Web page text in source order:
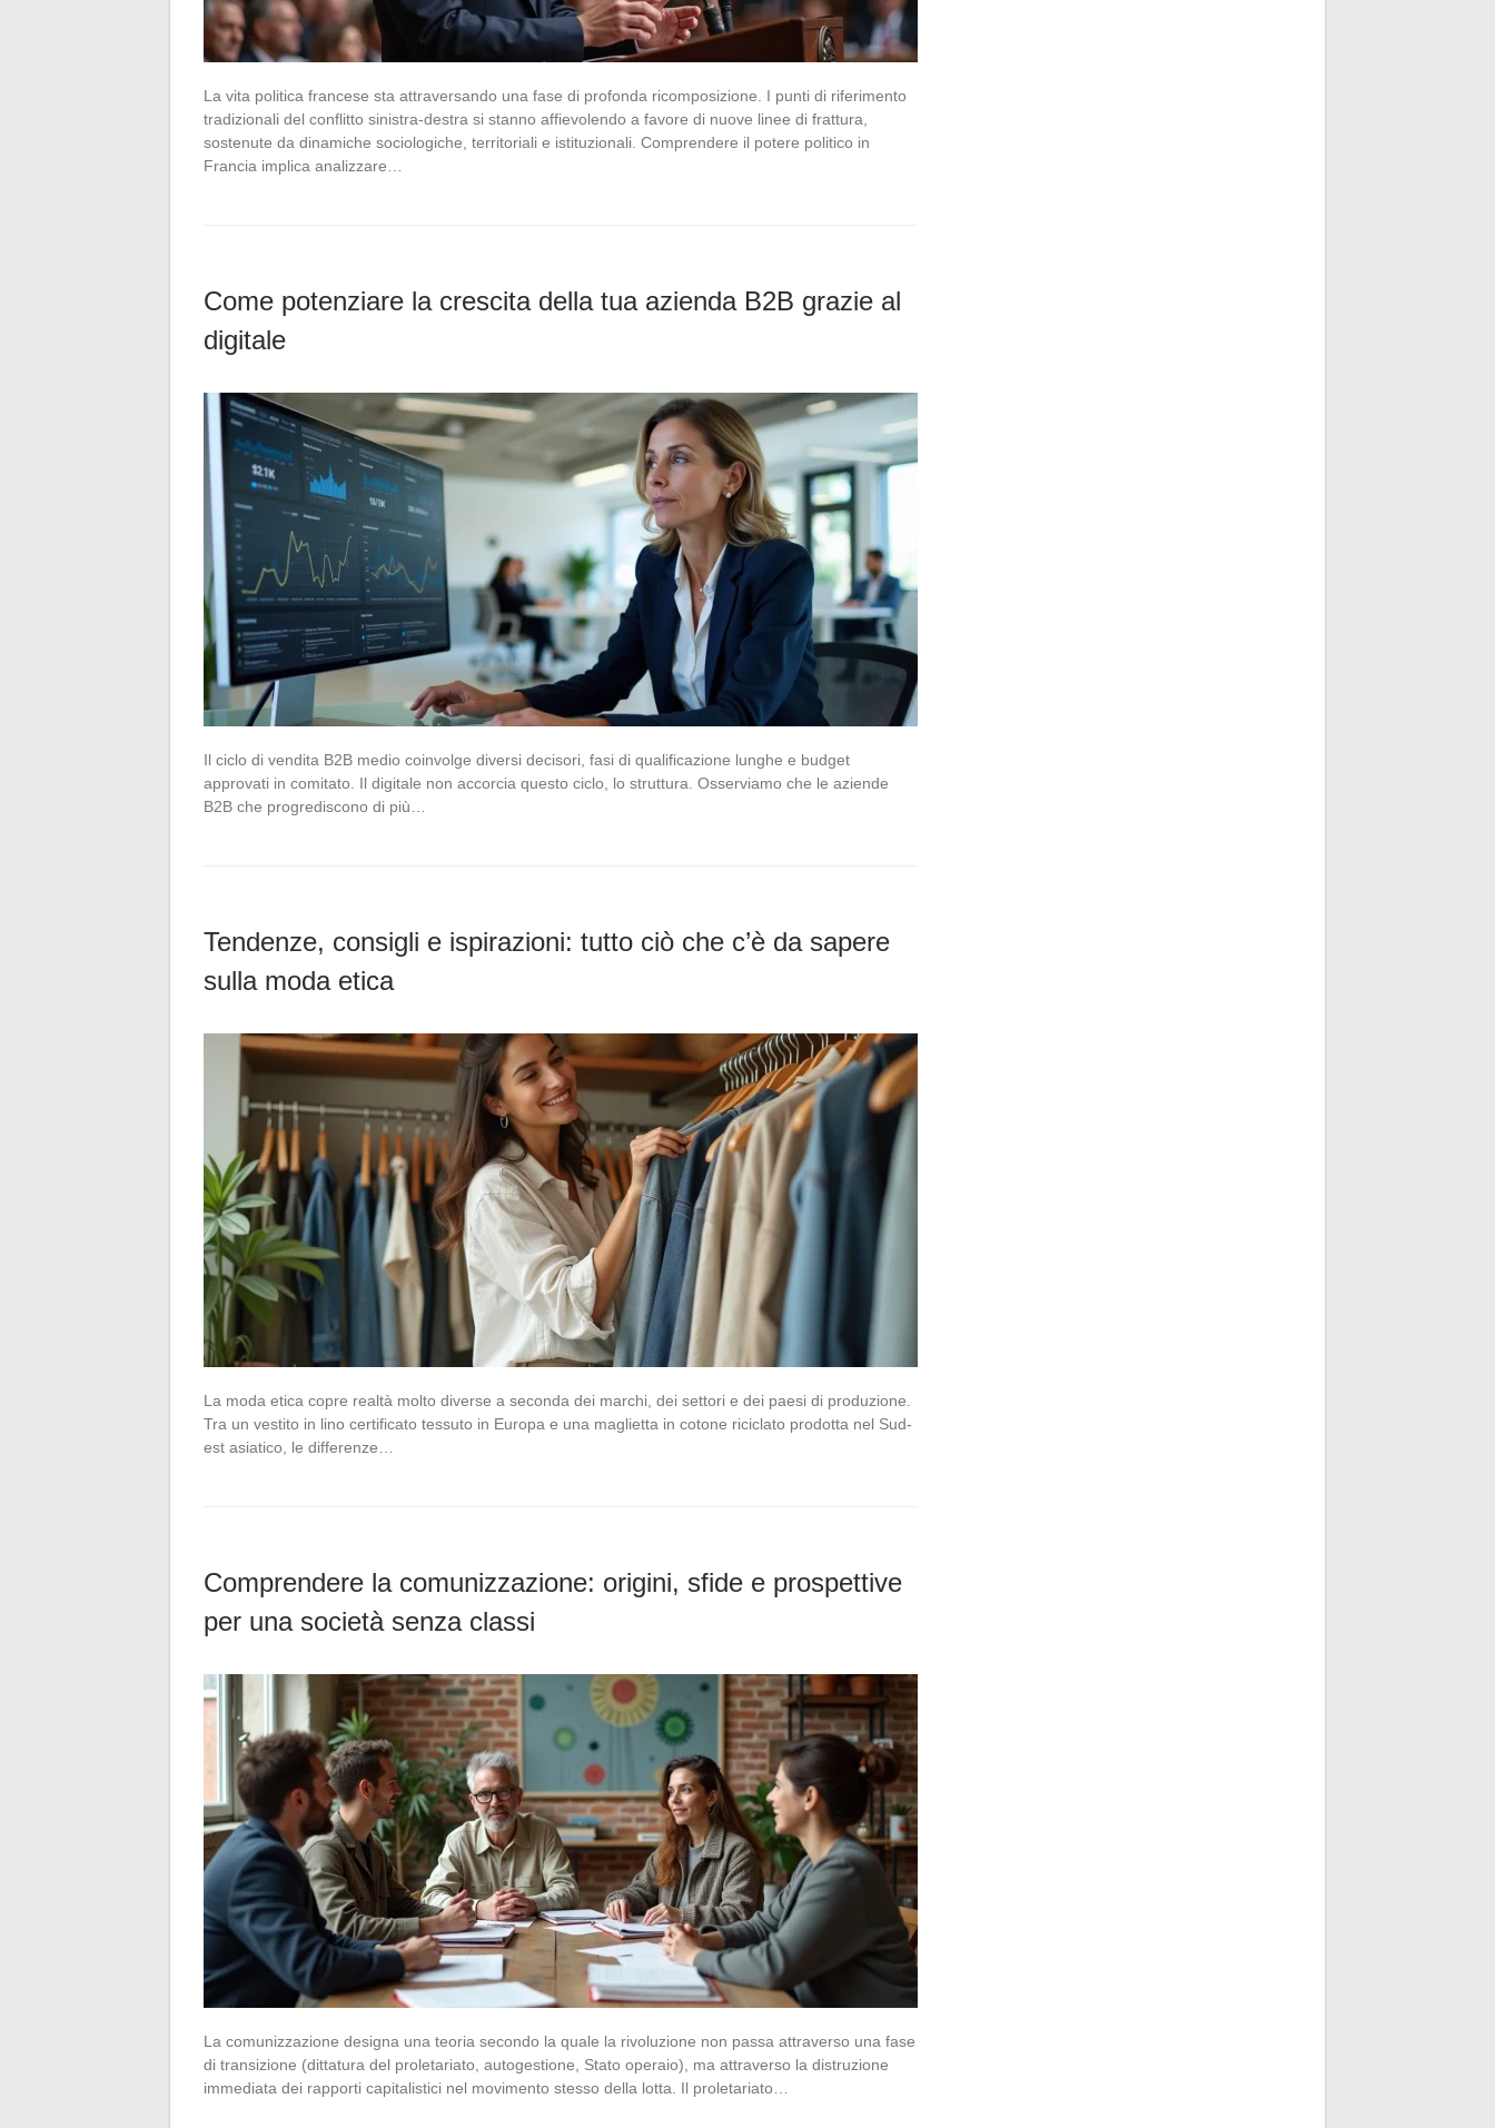
La vita politica francese sta attraversando una fase di profonda ricomposizione. I punti di riferimento
tradizionali del conflitto sinistra-destra si stanno affievolendo a favore di nuove linee di frattura,
sostenute da dinamiche sociologiche, territoriali e istituzionali. Comprendere il potere politico in
Francia implica analizzare…
Come potenziare la crescita della tua azienda B2B grazie al
digitale
Il ciclo di vendita B2B medio coinvolge diversi decisori, fasi di qualificazione lunghe e budget
approvati in comitato. Il digitale non accorcia questo ciclo, lo struttura. Osserviamo che le aziende
B2B che progrediscono di più…
Tendenze, consigli e ispirazioni: tutto ciò che c’è da sapere
sulla moda etica
La moda etica copre realtà molto diverse a seconda dei marchi, dei settori e dei paesi di produzione.
Tra un vestito in lino certificato tessuto in Europa e una maglietta in cotone riciclato prodotta nel Sud-
est asiatico, le differenze…
Comprendere la comunizzazione: origini, sfide e prospettive
per una società senza classi
La comunizzazione designa una teoria secondo la quale la rivoluzione non passa attraverso una fase
di transizione (dittatura del proletariato, autogestione, Stato operaio), ma attraverso la distruzione
immediata dei rapporti capitalistici nel movimento stesso della lotta. Il proletariato…